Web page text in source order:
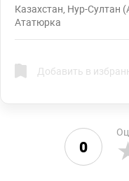
Казахстан, Нур-Султан
Ататюрка
Добавить в
0